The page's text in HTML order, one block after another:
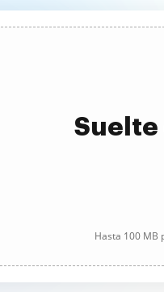
Suelte
Hasta 100 MB